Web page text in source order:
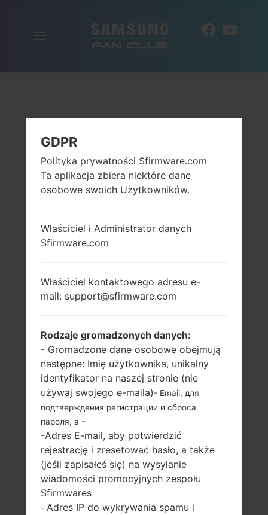
GDPR
Polityka prywatności Sfirmware.com
Ta aplikacja zbiera niektóre dane
osobowe swoich Użytkowników.
Właściciel i Administrator danych
Sfirmware.com
Właściciel kontaktowego adresu e-
mail: support@sfirmware.com
Rodzaje gromadzonych danych:
- Gromadzone dane osobowe obejmują
następne: Imię użytkownika, unikalny
identyfikator na naszej stronie (nie
używaj swojego e-maila)- Email, для
подтверждения регистрации и сброса
пароля, а -
-Adres E-mail, aby potwierdzić
rejestrację i zresetować hasło, a także
(jeśli zapisałeś się) na wysyłanie
wiadomości promocyjnych zespołu
Sfirmwares
- Adres IP do wykrywania spamu i